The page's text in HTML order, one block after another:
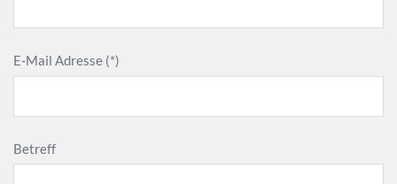
E-Mail Adresse (*)
Betreff